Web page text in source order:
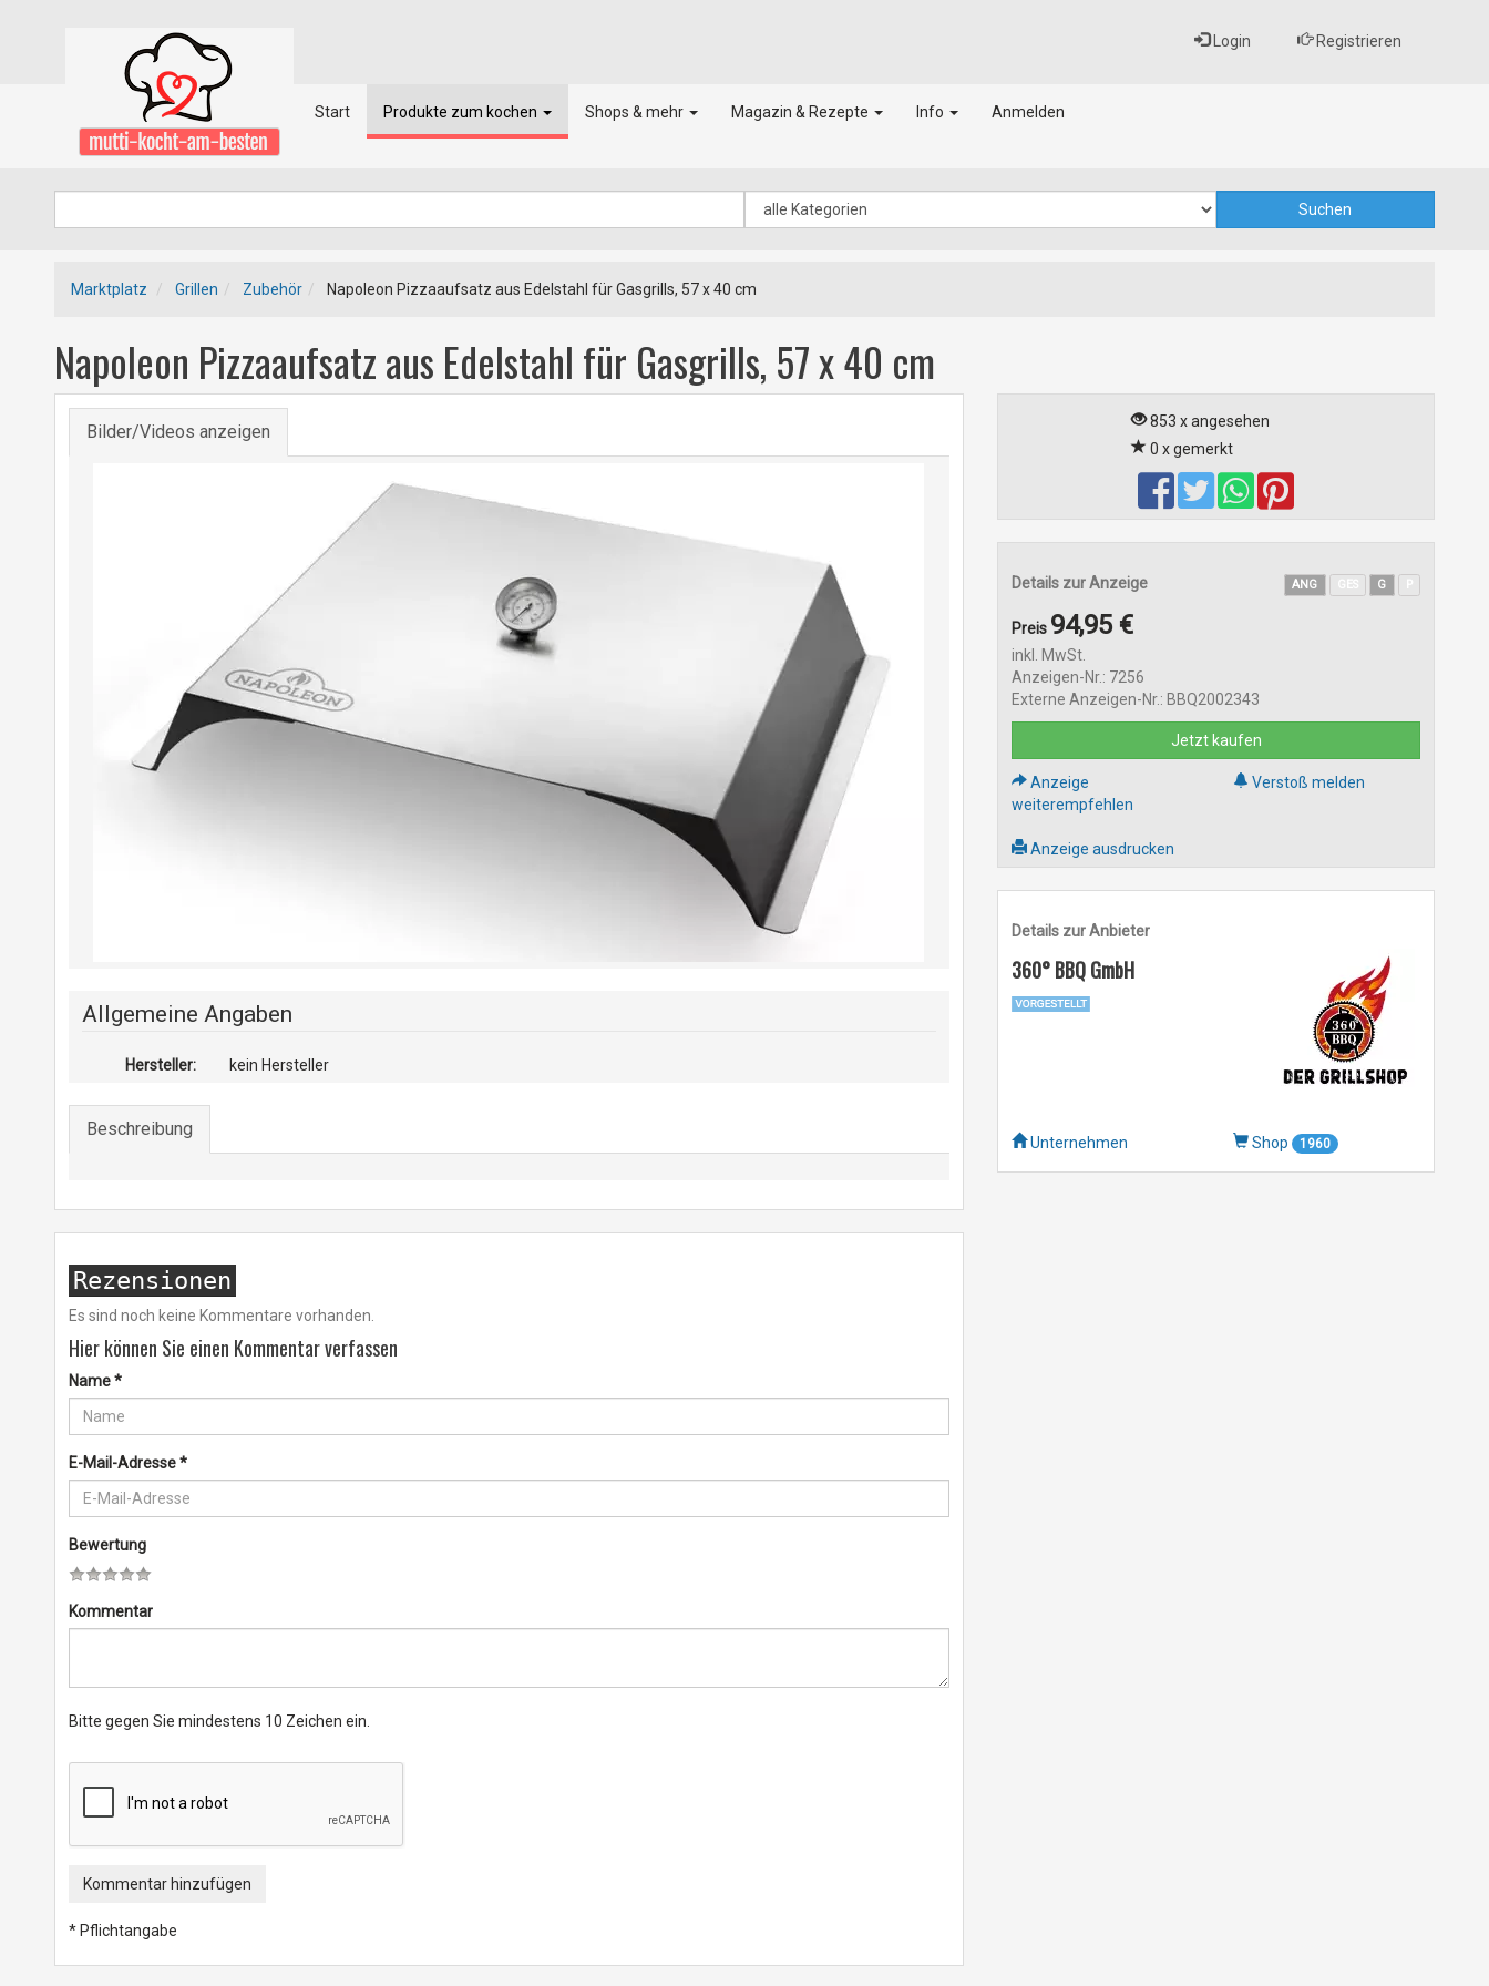
Login Registrieren
Start Produkte zum kochen Shops & mehr Magazin & Rezepte Info Anmelden
Marktplatz Grillen Zubehör Napoleon Pizzaaufsatz aus Edelstahl für Gasgrills, 57 x 40 cm
Napoleon Pizzaaufsatz aus Edelstahl für Gasgrills, 57 x 40 cm
Bilder/Videos anzeigen
Allgemeine Angaben
Hersteller: kein Hersteller
Beschreibung
Rezensionen
Es sind noch keine Kommentare vorhanden.
Hier können Sie einen Kommentar verfassen
Name*
E-Mail-Adresse*
Bewertung
Kommentar
Bitte gegen Sie mindestens 10 Zeichen ein.
Kommentar hinzufügen
* Pflichtangabe
853 x angesehen
0 x gemerkt
Details zur Anzeige ANG G
Preis 94,95 €
inkl. MwSt.
Anzeigen-Nr.: 7256
Externe Anzeigen-Nr.: BBQ2002343
Jetzt kaufen
Anzeige
weiterempfehlen
Verstoß melden
Anzeige ausdrucken
Details zur Anbieter
360° BBQ GmbH
Unternehmen Shop 1960